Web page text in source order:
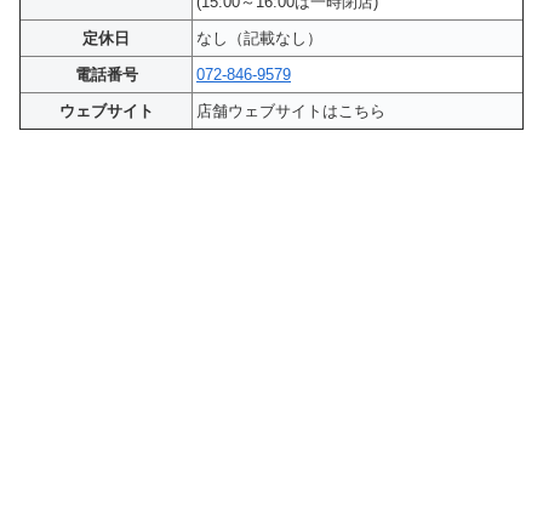
定休日
なし（記載なし）
電話番号
072-846-9579
ウェブサイト
店舗ウェブサイトはこちら